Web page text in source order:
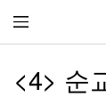
<4> 순